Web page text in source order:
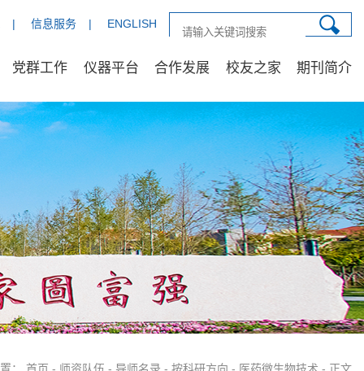
| 信息服务 | ENGLISH
党群工作 仪器平台 合作发展 校友之家 期刊简介